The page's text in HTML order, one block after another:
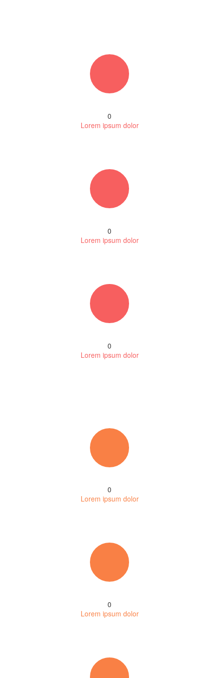
0
Lorem ipsum dolor
0
Lorem ipsum dolor
0
Lorem ipsum dolor
0
Lorem ipsum dolor
0
Lorem ipsum dolor